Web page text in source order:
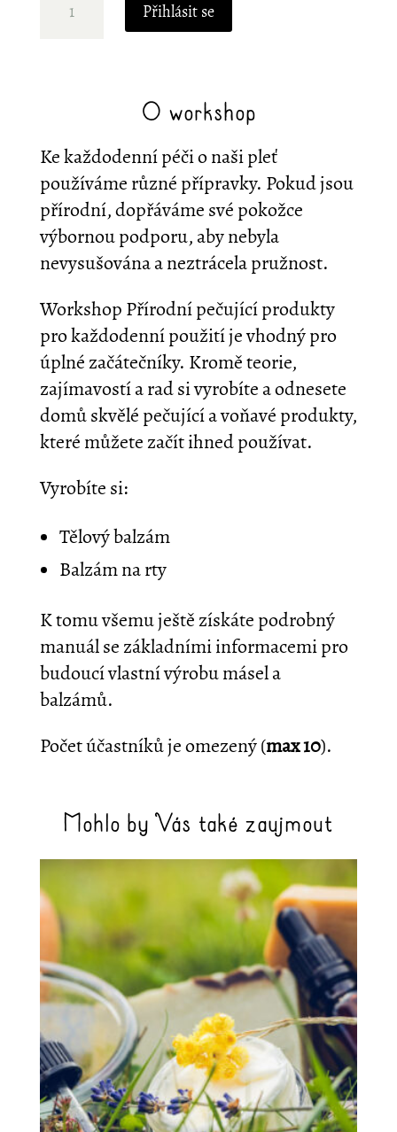
Přírodní
použití
množství
Přihlásit se
O workshop
Ke každodenní péči o naši pleť
používáme různé přípravky. Pokud jsou
přírodní, dopřáváme své pokožce
výbornou podporu, aby nebyla
nevysušována a neztrácela pružnost.
Workshop Přírodní pečující produkty
pro každodenní použití je vhodný pro
úplné začátečníky. Kromě teorie,
zajímavostí a rad si vyrobíte a odnesete
domů skvělé pečující a voňavé produkty,
které můžete začít ihned používat.
Vyrobíte si:
Tělový balzám
Balzám na rty
K tomu všemu ještě získáte podrobný
manuál se základními informacemi pro
budoucí vlastní výrobu másel a
balzámů.
Počet účastníků je omezený (max 10).
Mohlo by Vás také zaujmout